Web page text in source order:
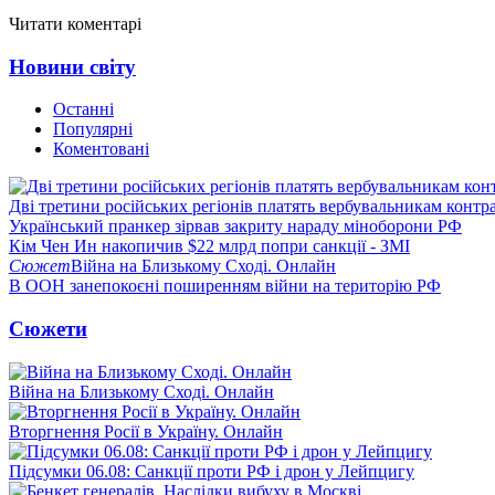
Читати коментарі
Новини світу
Останні
Популярні
Коментовані
Дві третини російських регіонів платять вербувальникам
Український пранкер зірвав закриту нараду міноборони РФ
Кім Чен Ин накопичив $22 млрд попри санкції - ЗМІ
СюжетВійна на Близькому Сході. Онлайн
В ООН занепокоєні поширенням війни на територію РФ
Сюжети
Війна на Близькому Сході. Онлайн
Вторгнення Росії в Україну. Онлайн
Підсумки 06.08: Санкції проти РФ і дрон у Лейпцигу